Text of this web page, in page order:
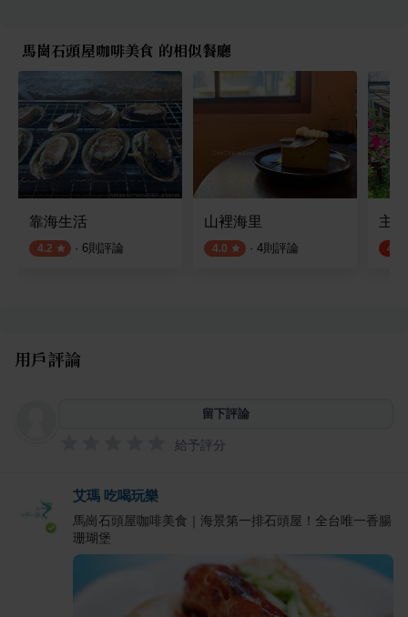
馬崗石頭屋咖啡美食 的相似餐廳
靠海生活
4.2 · 6則評論
山裡海里
4.0 · 4則評論
主
4.5
用戶評論
留下評論
給予評分
艾瑪 吃喝玩樂
馬崗石頭屋咖啡美食｜海景第一排石頭屋！全台唯一香腸
珊瑚堡